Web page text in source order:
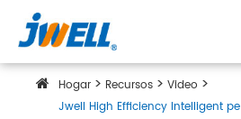
Hogar Recursos
Video
Jwell High Efficiency Intelligent